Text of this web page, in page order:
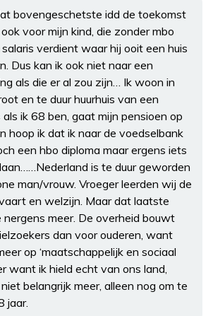
bovengeschetste idd de toekomst
voor mijn kind, die zonder mbo
verdient waar hij ooit een huis
Dus kan ik ook niet naar een
als die er al zou zijn… Ik woon in
en te duur huurhuis van een
als ik 68 ben, gaat mijn pensioen op
hoop ik dat ik naar de voedselbank
een hbo diploma maar ergens iets
is te duur geworden
man/vrouw. Vroeger leerden wij de
en welzijn. Maar dat laatste
nergens meer. De overheid bouwt
dan voor ouderen, want
op ‘maatschappelijk en sociaal
want ik hield echt van ons land,
belangrijk meer, alleen nog om te
jaar.